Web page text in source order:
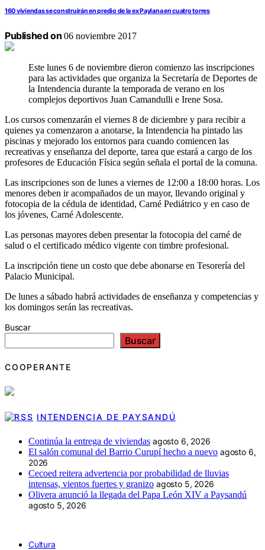
160 viviendas se construirán en predio de la ex Paylana en cuatro torres
Published on 06 noviembre 2017
Este lunes 6 de noviembre dieron comienzo las inscripciones
para las actividades que organiza la Secretaría de Deportes de
la Intendencia durante la temporada de verano en los
complejos deportivos Juan Camandulli e Irene Sosa.
Los cursos comenzarán el viernes 8 de diciembre y para recibir a
quienes ya comenzaron a anotarse, la Intendencia ha pintado las
piscinas y mejorado los entornos para cuando comiencen las
recreativas y enseñanza del deporte, tarea que estará a cargo de los
profesores de Educación Física según señala el portal de la comuna.
Las inscripciones son de lunes a viernes de 12:00 a 18:00 horas. Los
menores deben ir acompañados de un mayor, llevando original y
fotocopia de la cédula de identidad, Carné Pediátrico y en caso de
los jóvenes, Carné Adolescente.
Las personas mayores deben presentar la fotocopia del carné de
salud o el certificado médico vigente con timbre profesional.
La inscripción tiene un costo que debe abonarse en Tesorería del
Palacio Municipal.
De lunes a sábado habrá actividades de enseñanza y competencias y
los domingos serán las recreativas.
Buscar
Buscar
COOPERANTE
INTENDENCIA DE PAYSANDÚ
Continúa la entrega de viviendas agosto 6, 2026
El salón comunal del Barrio Curupí hecho a nuevo agosto 6,
2026
Cecoed reitera advertencia por probabilidad de lluvias
intensas, vientos fuertes y granizo agosto 5, 2026
Olivera anunció la llegada del Papa León XIV a Paysandú
agosto 5, 2026
Cultura